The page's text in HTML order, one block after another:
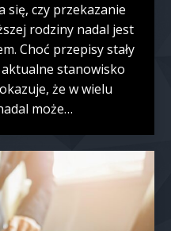
się, czy przekazanie
rodziny nadal jest
Choć przepisy stały
stanowisko
że w wielu
może…